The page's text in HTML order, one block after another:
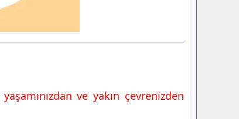
ve yakın çevrenizden